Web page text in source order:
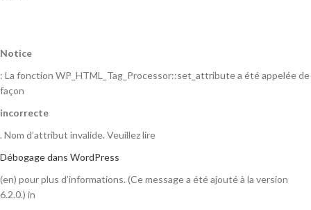
Notice
: La fonction WP_HTML_Tag_Processor::set_attribute a été appelée de
façon
incorrecte
. Nom d’attribut invalide. Veuillez lire
Débogage dans WordPress
(en) pour plus d’informations. (Ce message a été ajouté à la version
6.2.0.) in